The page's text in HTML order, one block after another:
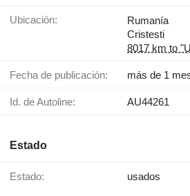
Ubicación:
Rumanía
Cristesti
8017 km to
Fecha de publicación: más de 1
Id. de Autoline: AU44261
Estado
Estado: usados